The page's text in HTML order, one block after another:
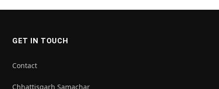
GET IN TOUCH
Contact
Chhattisgarh Samachar